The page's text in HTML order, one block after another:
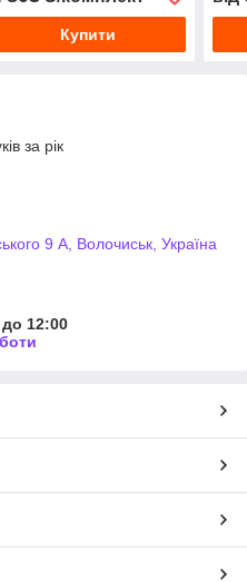
Купити
за рік
9 А, Волочиськ, Україна
12:00